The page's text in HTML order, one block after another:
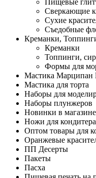
Пищевые
Сверкающие
Сухие
Съедобные
Креманки,
Креманки
Топпинги,
Формы для
Мастика Марципан
Мастика для торта
Наборы для
Наборы плунжеров
Новинки в
Ножи для кондитера
Оптом товары для
Оранжевые
ПП Десерты
Пакеты
Пасха